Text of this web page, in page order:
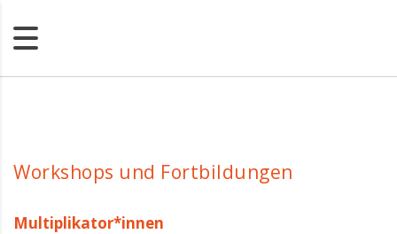
Workshops und Fortbildungen
Multiplikator*innen